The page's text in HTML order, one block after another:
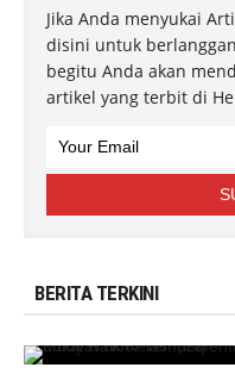
Jika Anda menyukai
disini untuk
begitu Anda akan
artikel yang terbit di
BERITA TERKINI